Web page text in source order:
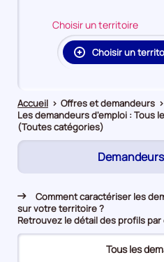
Choisir un territoire
Choisir un
Accueil > Offres et demandeurs >
Les demandeurs d'emploi : Tous
(Toutes catégories)
Offres
Comment caractériser les
sur votre territoire ?
Retrouvez le détail des profils
Tous les